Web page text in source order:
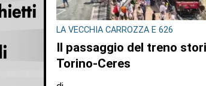
LA VECCHIA CARROZZA E 626
Il passaggio del treno
Torino-Ceres